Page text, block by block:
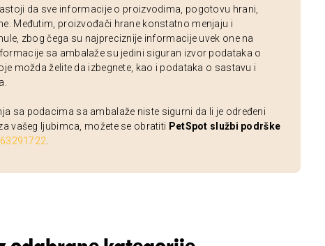
da sve informacije o proizvodima, pogotovu hrani,
Međutim, proizvođači hrane konstatno menjaju i
zbog čega su najpreciznije informacije uvek one na
sa ambalaže su jedini siguran izvor podataka o
možda želite da izbegnete, kao i podataka o sastavu i
sa podacima sa ambalaže niste sigurni da li je određeni
vašeg ljubimca, možete se obratiti PetSpot službi podrške